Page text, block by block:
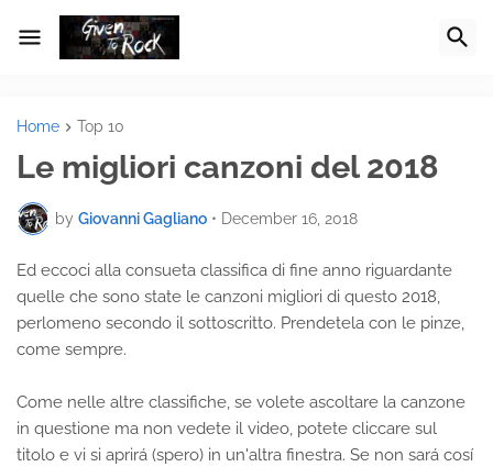
Home Top 10
Le migliori canzoni del 2018
by Giovanni Gagliano • December 16, 2018
Ed eccoci alla consueta classifica di fine anno riguardante
quelle che sono state le canzoni migliori di questo 2018,
perlomeno secondo il sottoscritto. Prendetela con le pinze,
come sempre.
Come nelle altre classifiche, se volete ascoltare la canzone
in questione ma non vedete il video, potete cliccare sul
titolo e vi si aprirá (spero) in un'altra finestra. Se non sará cosí